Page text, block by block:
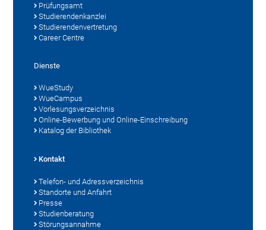
Prüfungsamt
Studierendenkanzlei
Studierendenvertretung
Career Centre
Dienste
WueStudy
WueCampus
Vorlesungsverzeichnis
Online-Bewerbung und Online-Einschreibung
Katalog der Bibliothek
Kontakt
Telefon- und Adressverzeichnis
Standorte und Anfahrt
Presse
Studienberatung
Störungsannahme